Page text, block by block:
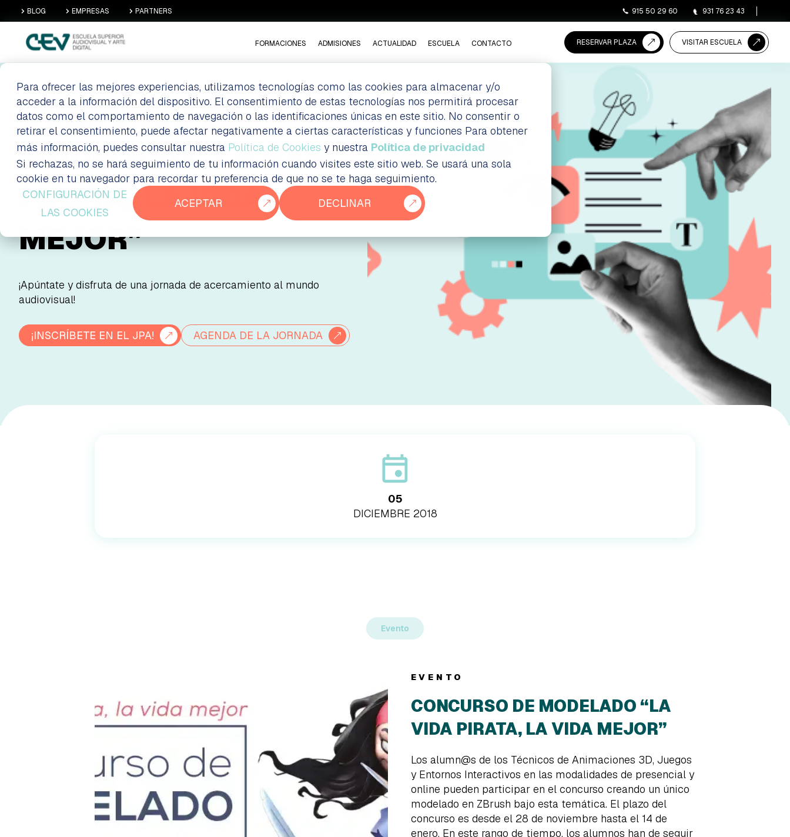
Para ofrecer las mejores experiencias, utilizamos tecnologías como las cookies para almacenar y/o
acceder a la información del dispositivo. El consentimiento de estas tecnologías nos permitirá procesar
datos como el comportamiento de navegación o las identificaciones únicas en este sitio. No consentir o
retirar el consentimiento, puede afectar negativamente a ciertas características y funciones Para obtener
más información, puedes consultar nuestra Política de Cookies y nuestra Política de privacidad
Si rechazas, no se hará seguimiento de tu información cuando visites este sitio web. Se usará una sola
cookie en tu navegador para recordar tu preferencia de que no se te haga seguimiento.
CONFIGURACIÓN DE
LAS COOKIES
ACEPTAR DECLINAR
BLOG EMPRESAS PARTNERS 915 50 29 60 931 76 23 43
FORMACIONES ADMISIONES ACTUALIDAD ESCUELA CONTACTO RESERVAR PLAZA VISITAR ESCUELA
CONCURSO DE
MODELADO “LA VIDA
PIRATA, LA VIDA
MEJOR”
¡Apúntate y disfruta de una jornada de acercamiento al mundo
audiovisual!
¡INSCRÍBETE EN EL JPA! AGENDA DE LA JORNADA
05
DICIEMBRE 2018
Evento
EVENTO
CONCURSO DE MODELADO “LA
VIDA PIRATA, LA VIDA MEJOR”
Los alumn@s de los Técnicos de Animaciones 3D, Juegos
y Entornos Interactivos en las modalidades de presencial y
online pueden participar en el concurso creando un único
modelado en ZBrush bajo esta temática. El plazo del
concurso es desde el 28 de noviembre hasta el 14 de
enero. En este rango de tiempo, los alumnos han de seguir